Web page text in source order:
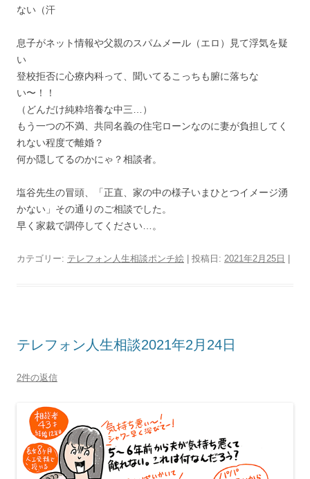
ない（汗
息子がネット情報や父親のスパムメール（エロ）見て浮気を疑
い
登校拒否に心療内科って、聞いてるこっちも腑に落ちな
い〜！！
（どんだけ純粋培養な中三…）
もう一つの不満、共同名義の住宅ローンなのに妻が負担してく
れない程度で離婚？
何か隠してるのかにゃ？相談者。
塩谷先生の冒頭、「正直、家の中の様子いまひとつイメージ湧
かない」その通りのご相談でした。
早く家裁で調停してください…。
カテゴリー: テレフォン人生相談ポンチ絵 | 投稿日: 2021年2月25日
テレフォン人生相談2021年2月24日
2件の返信